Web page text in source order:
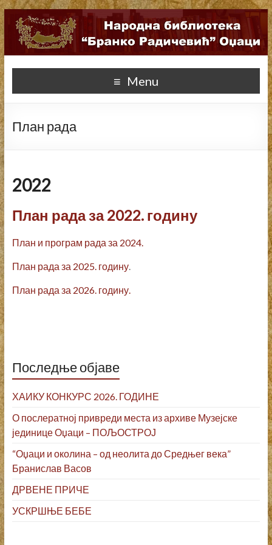
Menu
План рада
2022
План рада за 2022. годину
План и програм рада за 2024.
План рада за 2025. годину.
План рада за 2026. годину.
Последње објаве
ХАИКУ КОНКУРС 2026. ГОДИНЕ
О послератној привреди места из архиве Музејске
јединице Оџаци – ПОЉОСТРОЈ
“Оџаци и околина – од неолита до Средњег века”
Бранислав Васов
ДРВЕНЕ ПРИЧЕ
УСКРШЊЕ БЕБЕ